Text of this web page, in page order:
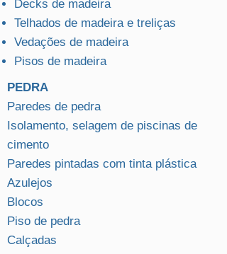
Decks de madeira
Telhados de madeira e treliças
Vedações de madeira
Pisos de madeira
PEDRA
Paredes de pedra
Isolamento, selagem de piscinas de
cimento
Paredes pintadas com tinta plástica
Azulejos
Blocos
Piso de pedra
Calçadas